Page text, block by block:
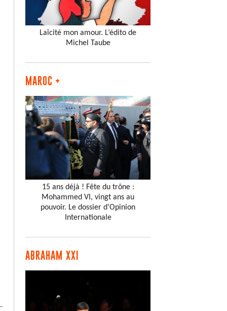
Laïcité mon amour. L’édito de
Michel Taube
MAROC +
15 ans déjà ! Fête du trône :
Mohammed VI, vingt ans au
pouvoir. Le dossier d'Opinion
Internationale
ABRAHAM XXI